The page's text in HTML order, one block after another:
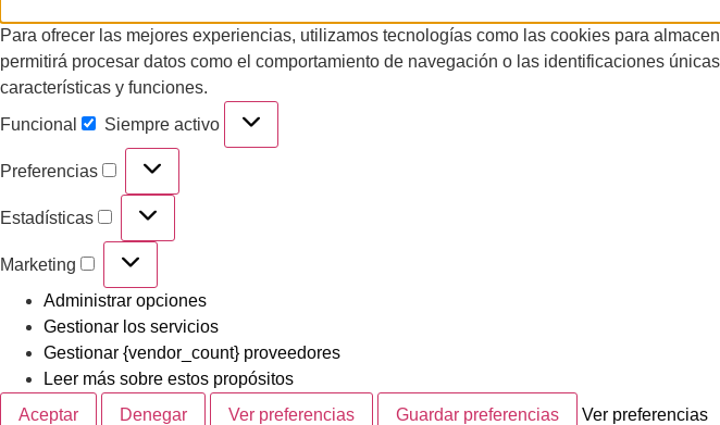
Para ofrecer las mejores experiencias, utilizamos tecnologías como las cookies para
permitirá procesar datos como el comportamiento de navegación o las identificaciones
características y funciones.
Funcional
Siempre activo
Preferencias
Estadísticas
Marketing
Administrar opciones
Gestionar los servicios
Gestionar {vendor_count} proveedores
Leer más sobre estos propósitos
Aceptar
Denegar Ver preferencias Guardar preferencias
Ver preferencias